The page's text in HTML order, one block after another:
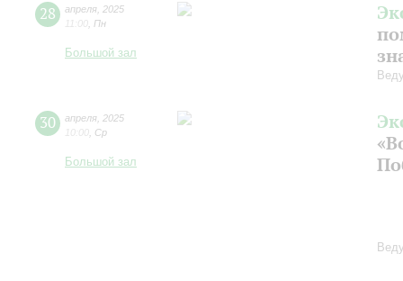
28 апреля 2025
11:00 Пн
Большой зал
30 апреля 2025
10:00 Ср
Большой зал